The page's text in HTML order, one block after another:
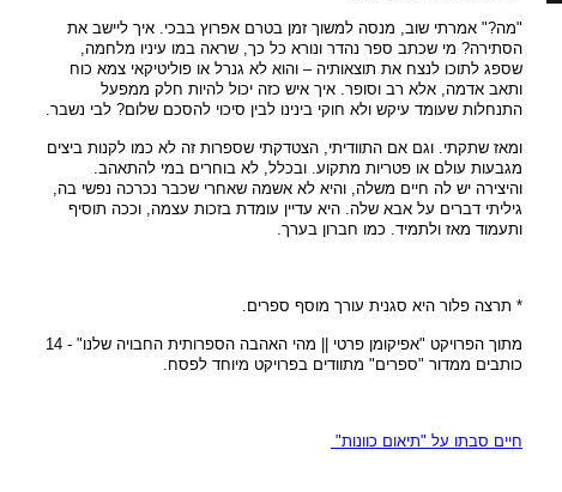
"מה?" אמרתי שוב, מנסה למשוך זמן בטרם אפרוץ בבכי. איך ליישב את
הסתירה? מי שכתב ספר נהדר ונורא כל כך, שראה במו עיניו מלחמה,
שספג לתוכו לנצח את תוצאותיה – והוא לא גנרל או פוליטיקאי צמא כוח
ותאב אדמה, אלא רב וסופר. איך איש כזה יכול להיות חלק ממפעל
התנחלות שעומד עיקש ולא חוקי בינינו לבין סיכוי להסכם שלום? לבי נשבר.
ומאז שתקתי. וגם אם התוודיתי, הצטדקתי שספרות זה לא כמו לקנות ביצים
מגבעות עולם או פטריות מתקוע. ובכלל, לא בוחרים במי להתאהב.
והיצירה יש לה חיים משלה, והיא לא אשמה שאחרי שכבר נכרכה נפשי בה,
גיליתי דברים על אבא שלה. היא עדיין עומדת בזכות עצמה, וככה תוסיף
ותעמוד מאז ולתמיד. כמו חברון בערך.
* תרצה פלור היא סגנית עורך מוסף ספרים.
מתוך הפרויקט "אפיקומן פרטי || מהי האהבה הספרותית החבויה שלנו" - 14
כותבים ממדור "ספרים" מתוודים בפרויקט מיוחד לפסח.
חיים סבתו על "תיאום כוונות"